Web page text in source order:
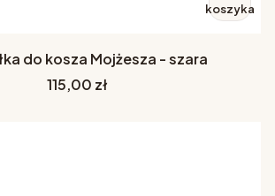
koszyka
do kosza Mojżesza - szara
Cena
115,00 zł